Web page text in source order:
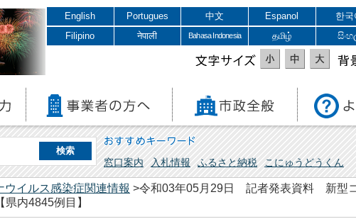
English Portugues 中文 Espanol 한국
Filipino
नेपाली Bahasa Indonesia தமிழ்
文字サイズ 表
おすすめキーワード
窓口案内 入札情報 ふるさと納税 こにゅうどうくん
ウイルス感染症関連情報 >令和03年05月29日 記者発表資料 新型
内4845例目】